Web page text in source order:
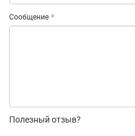
Сообщение
Полезный отзыв?